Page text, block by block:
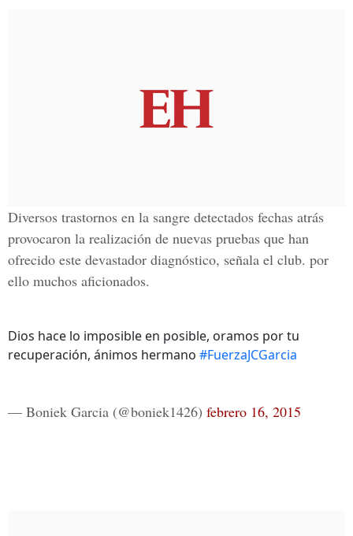
Diversos trastornos en la sangre detectados fechas atrás
provocaron la realización de nuevas pruebas que han
ofrecido este devastador diagnóstico, señala el club. por
ello muchos aficionados.
Dios hace lo imposible en posible, oramos por tu
recuperación, ánimos hermano #FuerzaJCGarcia
— Boniek Garcia (@boniek1426) febrero 16, 2015